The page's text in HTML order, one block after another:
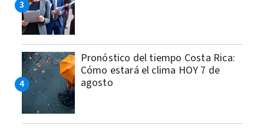
Pronóstico del tiempo Costa Rica:
Cómo estará el clima HOY 7 de
agosto